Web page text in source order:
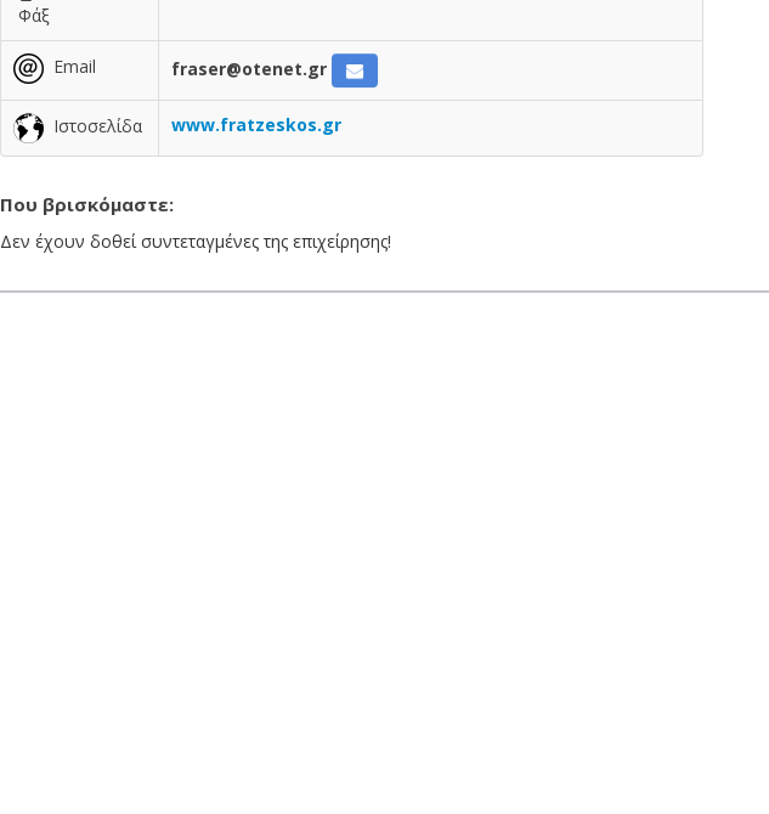
Φάξ
Email fraser@otenet.gr
Ιστοσελίδα www.fratzeskos.gr
Που βρισκόμαστε:
Δεν έχουν δοθεί συντεταγμένες της επιχείρησης!